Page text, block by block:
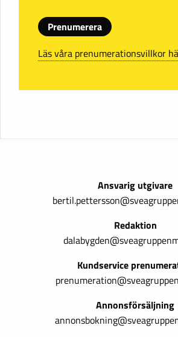
Prenumerera
Läs våra prenumerationsvillkor
Ansvarig utgivare
Redaktion
Kundservice
Annonsförsäljning